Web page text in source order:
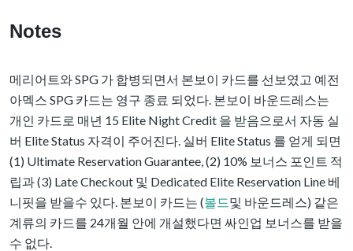
Notes
메리어트와 SPG 가 합병되면서 본보이 카드를 선보였고 예전
아멕스 SPG 카드는 영구 종료 되었다. 본보이 바운드레스는
개인 카드로 매년 15 Elite Night Credit 을 받음으로서 자동 실
버 Elite Status 자격이 주어진다. 실버 Elite Status 를 얻게 되면
(1) Ultimate Reservation Guarantee, (2) 10% 보너스 포인트 적
립과 (3) Late Checkout 및 Dedicated Elite Reservation Line 베
니핏을 받을수 있다. 본보이 카드는 (볼드및 바운드레스) 같은
계류의 카드를 24개월 안에 개설했다면 싸인업 보너스를 받을
수 없다.